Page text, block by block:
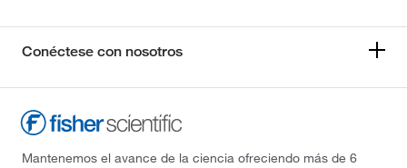
Conéctese con nosotros
Mantenemos el avance de la ciencia ofreciendo más de 6